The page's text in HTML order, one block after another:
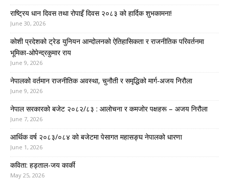
राष्ट्रिय धान दिवस तथा रोपाइँ दिवस २०८३ को हार्दिक शुभकामना!
June 30, 2026
कोशी प्रदेशको ट्रेड युनियन आन्दोलनको ऐतिहासिकता र राजनीतिक परिवर्तनमा
भूमिका-ओपेन्द्रकुमार राय
June 9, 2026
नेपालको वर्तमान राजनीतिक अवस्था, चुनौती र समृद्धिको मार्ग-अजय निरौला
June 9, 2026
नेपाल सरकारको बजेट २०८२/८३ : आलोचना र कमजोर पक्षहरू – अजय निरौला
June 7, 2026
आर्थिक वर्ष २०८३/०८४ को बजेटमा पेसागत महासङ्घ नेपालको धारणा
June 1, 2026
कविता: हड्ताल-जय कार्की
May 25, 2026